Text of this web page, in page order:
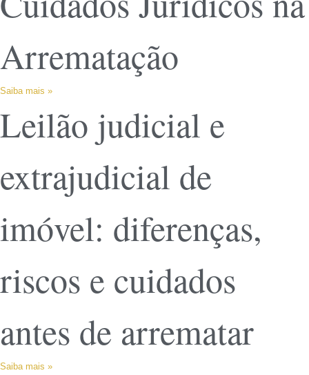
Arrematação
Saiba mais »
Leilão judicial e
extrajudicial de
imóvel: diferenças,
riscos e cuidados
antes de arrematar
Saiba mais »